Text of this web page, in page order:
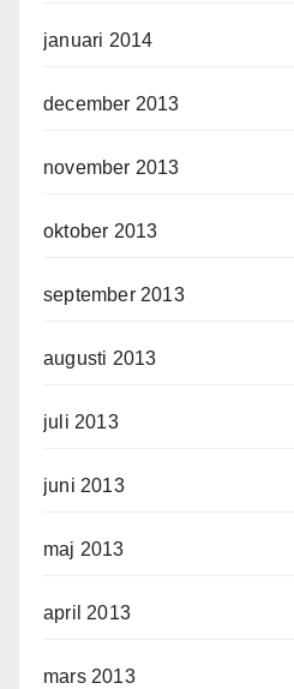
januari 2014
december 2013
november 2013
oktober 2013
september 2013
augusti 2013
juli 2013
juni 2013
maj 2013
april 2013
mars 2013